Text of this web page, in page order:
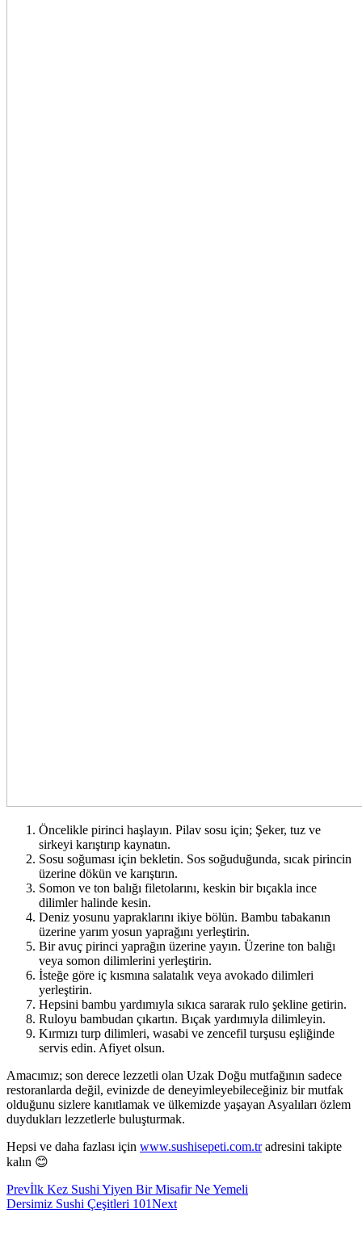
Öncelikle pirinci haşlayın. Pilav sosu için; Şeker, tuz ve
sirkeyi karıştırıp kaynatın.
Sosu soğuması için bekletin. Sos soğuduğunda, sıcak pirincin
üzerine dökün ve karıştırın.
Somon ve ton balığı filetolarını, keskin bir bıçakla ince
dilimler halinde kesin.
Deniz yosunu yapraklarını ikiye bölün. Bambu tabakanın
üzerine yarım yosun yaprağını yerleştirin.
Bir avuç pirinci yaprağın üzerine yayın. Üzerine ton balığı
veya somon dilimlerini yerleştirin.
İsteğe göre iç kısmına salatalık veya avokado dilimleri
yerleştirin.
Hepsini bambu yardımıyla sıkıca sararak rulo şekline getirin.
Ruloyu bambudan çıkartın. Bıçak yardımıyla dilimleyin.
Kırmızı turp dilimleri, wasabi ve zencefil turşusu eşliğinde
servis edin. Afiyet olsun.
Amacımız; son derece lezzetli olan Uzak Doğu mutfağının sadece
restoranlarda değil, evinizde de deneyimleyebileceğiniz bir mutfak
olduğunu sizlere kanıtlamak ve ülkemizde yaşayan Asyalıları özlem
duydukları lezzetlerle buluşturmak.
Hepsi ve daha fazlası için www.sushisepeti.com.tradresini takipte
kalın 😊
Prevİlk Kez Sushi Yiyen Bir Misafir Ne Yemeli
Dersimiz Sushi Çeşitleri 101Next